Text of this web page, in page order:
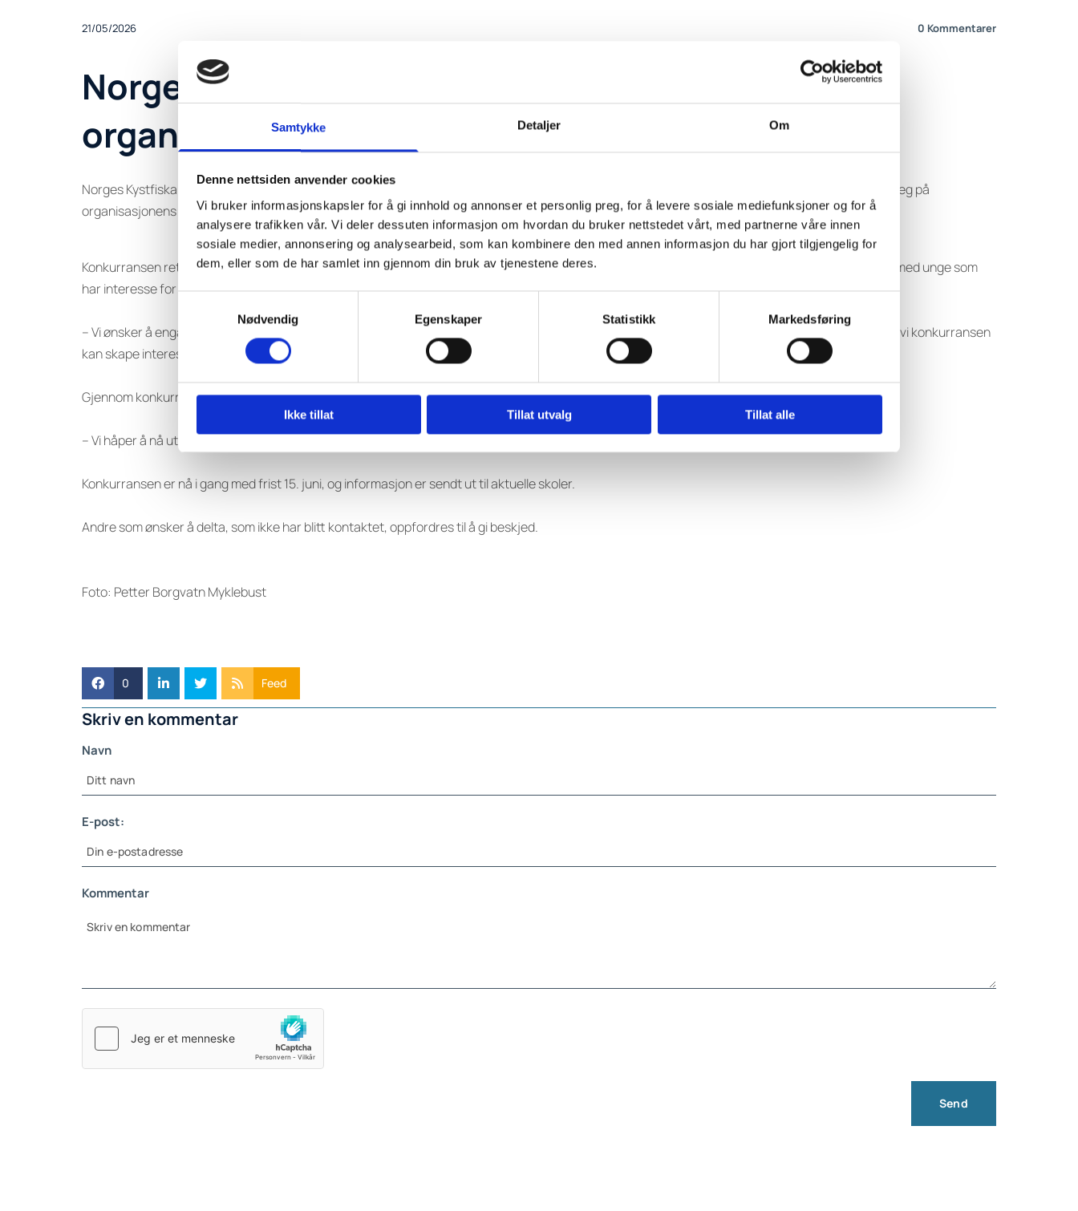
Samtykke Detaljer Om
Denne nettsiden anvender cookies
Vi bruker informasjonskapsler for å gi innhold og annonser et personlig preg, for å levere sosiale mediefunksjoner og for å
analysere trafikken vår. Vi deler dessuten informasjon om hvordan du bruker nettstedet vårt, med partnerne våre innen
sosiale medier, annonsering og analysearbeid, som kan kombinere den med annen informasjon du har gjort tilgjengelig for
dem, eller som de har samlet inn gjennom din bruk av tjenestene deres.
Nødvendig
Egenskaper Statistikk Markedsføring
Ikke tillat Tillat utvalg Tillat alle
21/05/2026 0 Kommentarer
Norges Kystfiskarlag inviterer ungdom til å forme
organisasjonens identitet
Norges Kystfiskarlag har satt i gang en konkurranse om utvikling av ny logo, med mål om å involvere ungdom og gi dem muligheten til å sette sitt preg på
organisasjonens visuelle uttrykk og identitet.
Konkurransen rettes hovedsakelig mot elever ved videregående skoler med fiske- og fangstlinjer, og er en del av et ønske om å styrke kontakten med unge som
har interesse for fiskeri.
– Vi ønsker å engasjere ungdom og gi dem muligheten til å bidra til hvordan Norges Kystfiskarlag skal framstå i årene som kommer. Samtidig håper vi konkurransen
kan skape interesse for og eierskap til kystfiskernes rolle og betydning langs norskekysten.
Gjennom konkurransen ønsker Norges Kystfiskarlag å løfte fram både kreativitet og framtidstro, og håper at elever fra hele landet vil delta.
– Vi håper å nå ut til så mange elever som mulig og gleder oss til å se hvordan de tolker kystfiskernes identitet og verdier gjennom egne forslag.
Konkurransen er nå i gang med frist 15. juni, og informasjon er sendt ut til aktuelle skoler.
Andre som ønsker å delta, som ikke har blitt kontaktet, oppfordres til å gi beskjed.
Foto: Petter Borgvatn Myklebust
0 Feed
Skriv en kommentar
Navn
E-post:
Kommentar